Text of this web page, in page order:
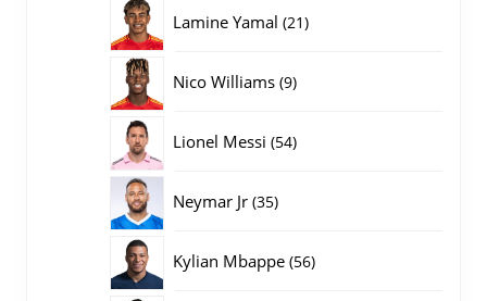
Lamine Yamal 2121
Nico Williams 99
Lionel Messi 5454
Neymar Jr 3535
Kylian Mbappe 5656